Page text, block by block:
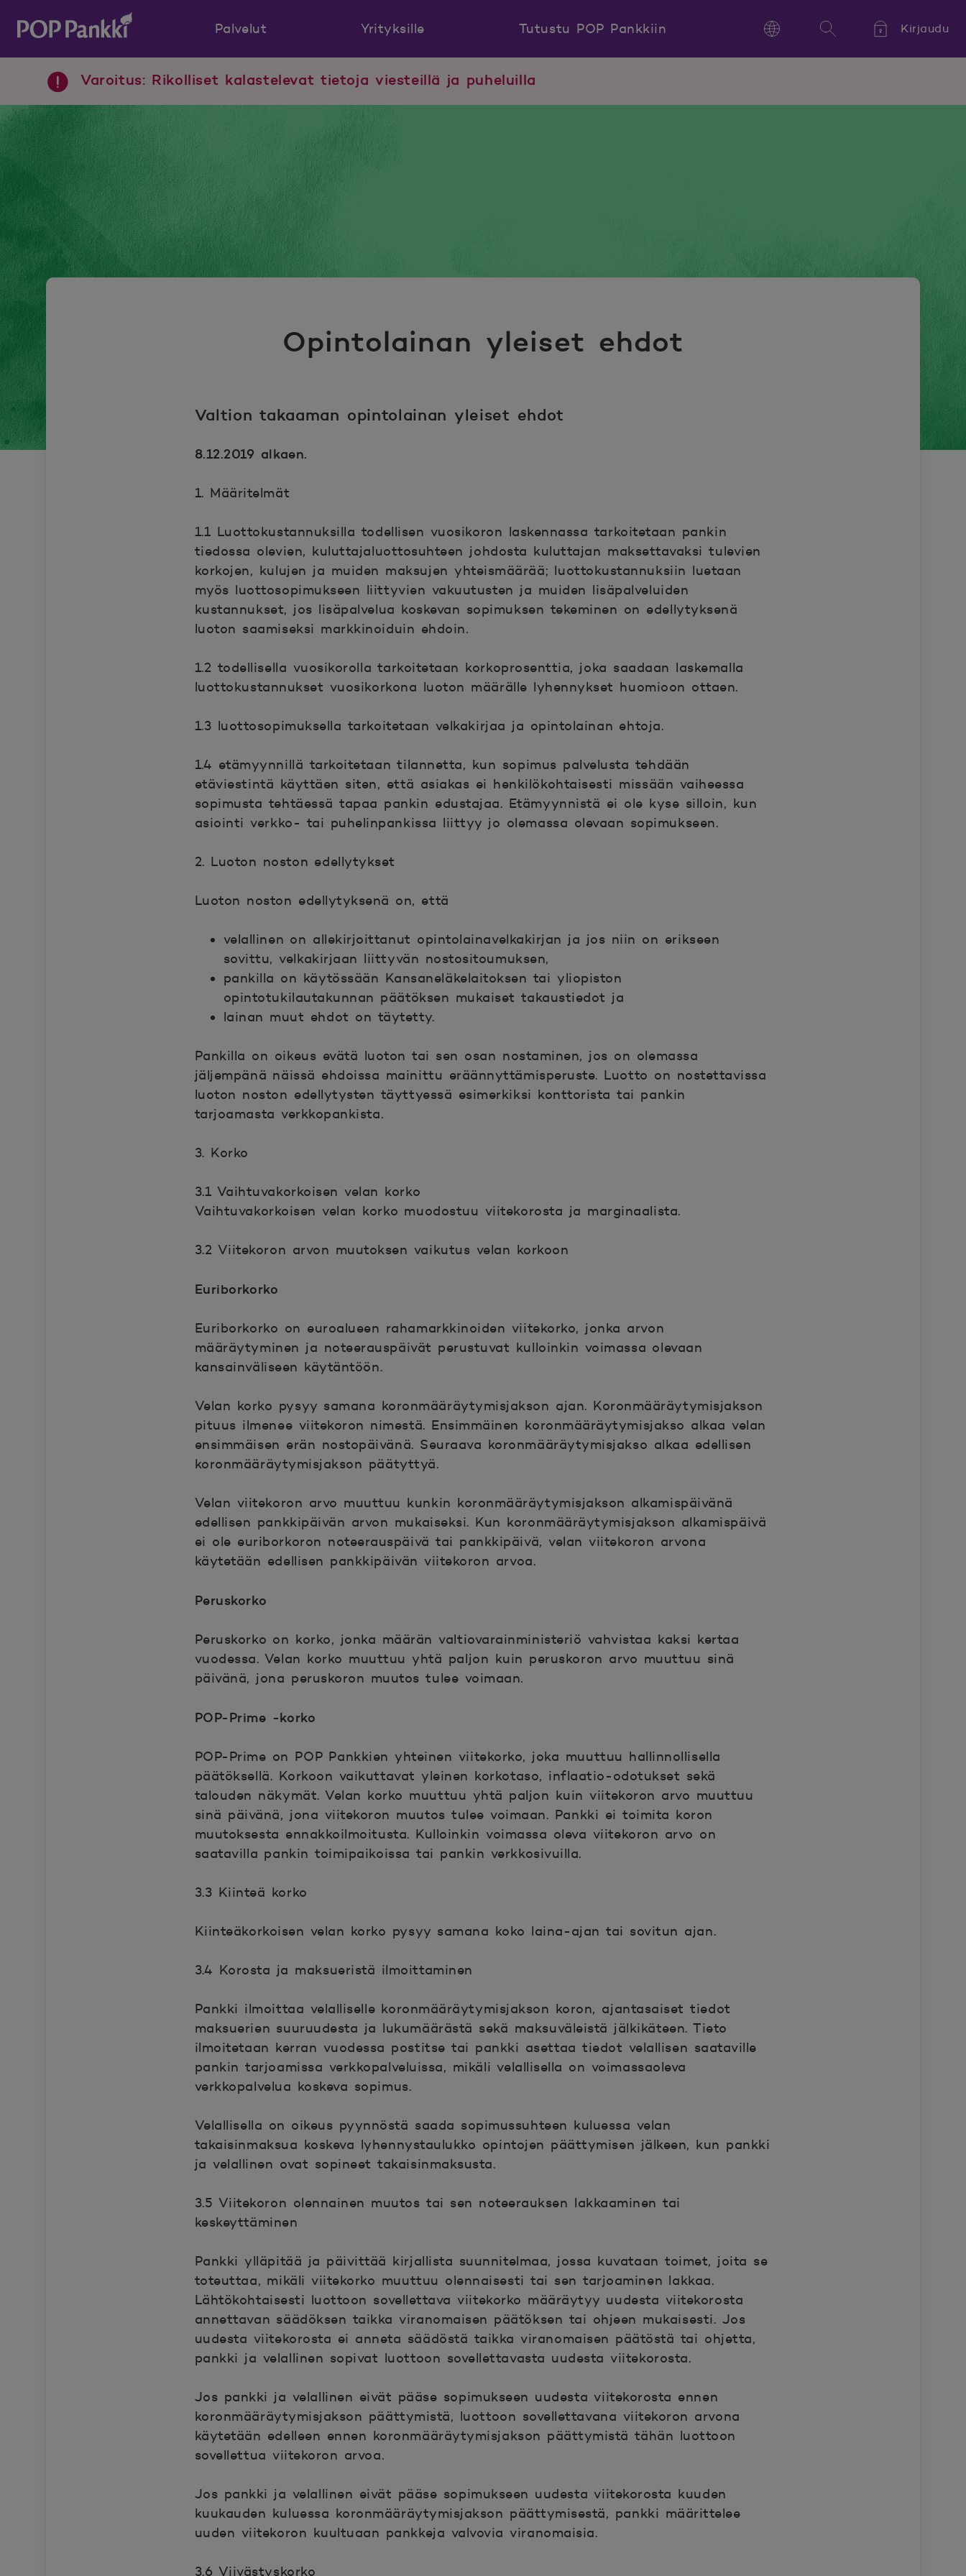
POP Pankki, etusivulle
Palvelut Yrityksille
Tutustu POP Pankkiin
Kieli,
Language Hae
Kirjaudu
Varoitus: Rikolliset kalastelevat tietoja viesteillä ja puheluilla
Opintolainan yleiset ehdot
Valtion takaaman opintolainan yleiset ehdot
8.12.2019 alkaen.
1. Määritelmät
1.1 Luottokustannuksilla todellisen vuosikoron laskennassa tarkoitetaan pankin
tiedossa olevien, kuluttajaluottosuhteen johdosta kuluttajan maksettavaksi tulevien
korkojen, kulujen ja muiden maksujen yhteismäärää; luottokustannuksiin luetaan
myös luottosopimukseen liittyvien vakuutusten ja muiden lisäpalveluiden
kustannukset, jos lisäpalvelua koskevan sopimuksen tekeminen on edellytyksenä
luoton saamiseksi markkinoiduin ehdoin.
1.2 todellisella vuosikorolla tarkoitetaan korkoprosenttia, joka saadaan laskemalla
luottokustannukset vuosikorkona luoton määrälle lyhennykset huomioon ottaen.
1.3 luottosopimuksella tarkoitetaan velkakirjaa ja opintolainan ehtoja.
1.4 etämyynnillä tarkoitetaan tilannetta, kun sopimus palvelusta tehdään
etäviestintä käyttäen siten, että asiakas ei henkilökohtaisesti missään vaiheessa
sopimusta tehtäessä tapaa pankin edustajaa. Etämyynnistä ei ole kyse silloin, kun
asiointi verkko- tai puhelinpankissa liittyy jo olemassa olevaan sopimukseen.
2. Luoton noston edellytykset
Luoton noston edellytyksenä on, että
velallinen on allekirjoittanut opintolainavelkakirjan ja jos niin on erikseen
sovittu, velkakirjaan liittyvän nostositoumuksen,
pankilla on käytössään Kansaneläkelaitoksen tai yliopiston
opintotukilautakunnan päätöksen mukaiset takaustiedot ja
lainan muut ehdot on täytetty.
Pankilla on oikeus evätä luoton tai sen osan nostaminen, jos on olemassa
jäljempänä näissä ehdoissa mainittu eräännyttämisperuste. Luotto on nostettavissa
luoton noston edellytysten täyttyessä esimerkiksi konttorista tai pankin
tarjoamasta verkkopankista.
3. Korko
3.1 Vaihtuvakorkoisen velan korko
Vaihtuvakorkoisen velan korko muodostuu viitekorosta ja marginaalista.
3.2 Viitekoron arvon muutoksen vaikutus velan korkoon
Euriborkorko
Euriborkorko on euroalueen rahamarkkinoiden viitekorko, jonka arvon
määräytyminen ja noteerauspäivät perustuvat kulloinkin voimassa olevaan
kansainväliseen käytäntöön.
Velan korko pysyy samana koronmääräytymisjakson ajan. Koronmääräytymisjakson
pituus ilmenee viitekoron nimestä. Ensimmäinen koronmääräytymisjakso alkaa velan
ensimmäisen erän nostopäivänä. Seuraava koronmääräytymisjakso alkaa edellisen
koronmääräytymisjakson päätyttyä.
Velan viitekoron arvo muuttuu kunkin koronmääräytymisjakson alkamispäivänä
edellisen pankkipäivän arvon mukaiseksi. Kun koronmääräytymisjakson alkamispäivä
ei ole euriborkoron noteerauspäivä tai pankkipäivä, velan viitekoron arvona
käytetään edellisen pankkipäivän viitekoron arvoa.
Peruskorko
Peruskorko on korko, jonka määrän valtiovarainministeriö vahvistaa kaksi kertaa
vuodessa. Velan korko muuttuu yhtä paljon kuin peruskoron arvo muuttuu sinä
päivänä, jona peruskoron muutos tulee voimaan.
POP-Prime -korko
POP-Prime on POP Pankkien yhteinen viitekorko, joka muuttuu hallinnollisella
päätöksellä. Korkoon vaikuttavat yleinen korkotaso, inflaatio-odotukset sekä
talouden näkymät. Velan korko muuttuu yhtä paljon kuin viitekoron arvo muuttuu
sinä päivänä, jona viitekoron muutos tulee voimaan. Pankki ei toimita koron
muutoksesta ennakkoilmoitusta. Kulloinkin voimassa oleva viitekoron arvo on
saatavilla pankin toimipaikoissa tai pankin verkkosivuilla.
3.3 Kiinteä korko
Kiinteäkorkoisen velan korko pysyy samana koko laina-ajan tai sovitun ajan.
3.4 Korosta ja maksueristä ilmoittaminen
Pankki ilmoittaa velalliselle koronmääräytymisjakson koron, ajantasaiset tiedot
maksuerien suuruudesta ja lukumäärästä sekä maksuväleistä jälkikäteen. Tieto
ilmoitetaan kerran vuodessa postitse tai pankki asettaa tiedot velallisen saataville
pankin tarjoamissa verkkopalveluissa, mikäli velallisella on voimassaoleva
verkkopalvelua koskeva sopimus.
Velallisella on oikeus pyynnöstä saada sopimussuhteen kuluessa velan
takaisinmaksua koskeva lyhennystaulukko opintojen päättymisen jälkeen, kun pankki
ja velallinen ovat sopineet takaisinmaksusta.
3.5 Viitekoron olennainen muutos tai sen noteerauksen lakkaaminen tai
keskeyttäminen
Pankki ylläpitää ja päivittää kirjallista suunnitelmaa, jossa kuvataan toimet, joita se
toteuttaa, mikäli viitekorko muuttuu olennaisesti tai sen tarjoaminen lakkaa.
Lähtökohtaisesti luottoon sovellettava viitekorko määräytyy uudesta viitekorosta
annettavan säädöksen taikka viranomaisen päätöksen tai ohjeen mukaisesti. Jos
uudesta viitekorosta ei anneta säädöstä taikka viranomaisen päätöstä tai ohjetta,
pankki ja velallinen sopivat luottoon sovellettavasta uudesta viitekorosta.
Jos pankki ja velallinen eivät pääse sopimukseen uudesta viitekorosta ennen
koronmääräytymisjakson päättymistä, luottoon sovellettavana viitekoron arvona
käytetään edelleen ennen koronmääräytymisjakson päättymistä tähän luottoon
sovellettua viitekoron arvoa.
Jos pankki ja velallinen eivät pääse sopimukseen uudesta viitekorosta kuuden
kuukauden kuluessa koronmääräytymisjakson päättymisestä, pankki määrittelee
uuden viitekoron kuultuaan pankkeja valvovia viranomaisia.
3.6 Viivästyskorko